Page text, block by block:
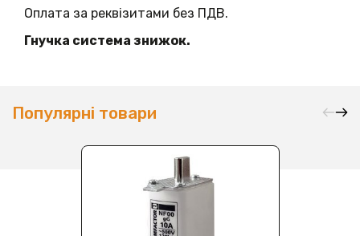
Оплата за реквізитами без ПДВ.
Гнучка система знижок.
Популярні товари